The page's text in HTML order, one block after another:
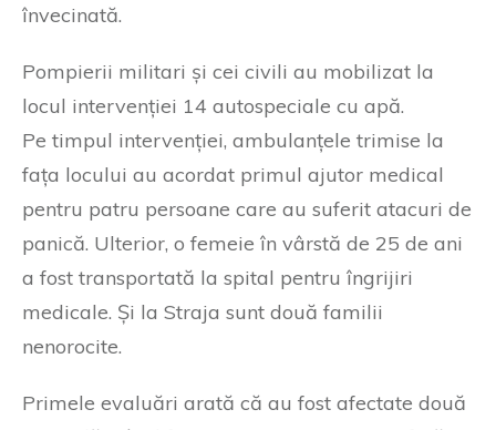
învecinată.
Pompierii militari și cei civili au mobilizat la
locul intervenției 14 autospeciale cu apă.
Pe timpul intervenției, ambulanțele trimise la
fața locului au acordat primul ajutor medical
pentru patru persoane care au suferit atacuri de
panică. Ulterior, o femeie în vârstă de 25 de ani
a fost transportată la spital pentru îngrijiri
medicale. Și la Straja sunt două familii
nenorocite.
Primele evaluări arată că au fost afectate două